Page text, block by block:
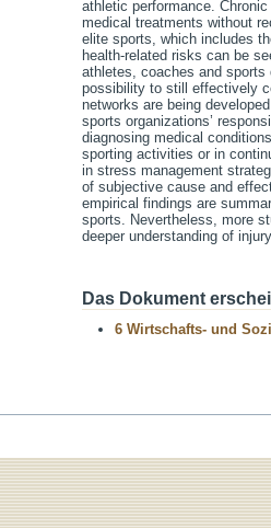
athletic performance.
medical treatments without
elite sports, which includes
health-related risks can be
athletes, coaches and sports
possibility to still effectively
networks are being
sports organizations’
diagnosing medical
sporting activities or in
in stress management
of subjective cause and
empirical findings are
sports. Nevertheless, more
deeper understanding of
Das Dokument
6 Wirtschafts- und